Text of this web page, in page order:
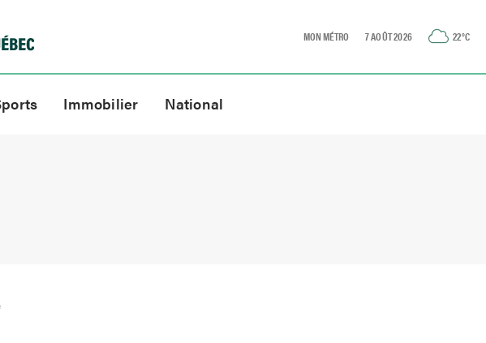
MON MÉTRO 7 AOÛT 2026 22°C
Immobilier National